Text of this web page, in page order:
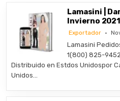
Lamasini |
Invierno
Exportador
Lamasini
1(800) 825-
Distribuido en Estdos Unidospor
Unidos…